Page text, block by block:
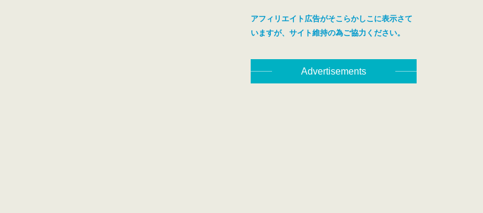
アフィリエイト広告がそこらかしこに表示さて
いますが、サイト維持の為ご協力ください。
Advertisements